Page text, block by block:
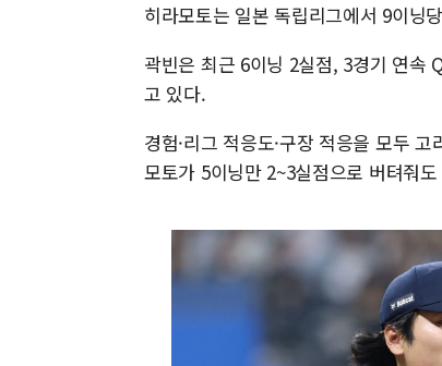
히라모토는 일본 독립리그에서 9이닝
곽빈은 최근 6이닝 2실점, 3경기 연속
고 있다.
경험·리그 적응도·구장 적응을 모두
모토가 5이닝만 2~3실점으로 버텨줘